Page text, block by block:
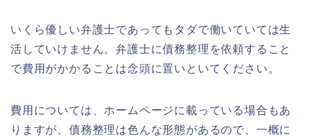
いくら優しい弁護士であってもタダで働いていては生
活していけません。弁護士に債務整理を依頼すること
で費用がかかることは念頭に置いといてください。
費用については、ホームページに載っている場合もあ
りますが、債務整理は色んな形態があるので、一概に